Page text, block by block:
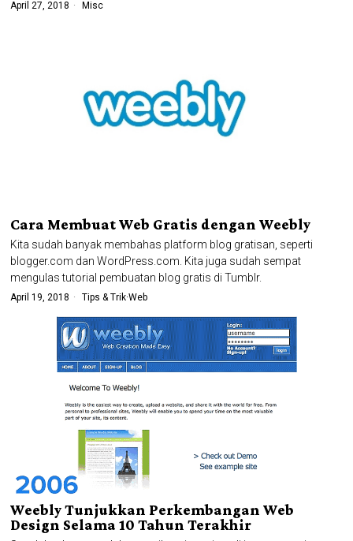
April 27, 2018 Misc
Cara Membuat Web Gratis dengan Weebly
Kita sudah banyak membahas platform blog gratisan, seperti
blogger.com dan WordPress.com. Kita juga sudah sempat
mengulas tutorial pembuatan blog gratis di Tumblr.
April 19, 2018 Tips & Trik·Web
Weebly Tunjukkan Perkembangan Web
Design Selama 10 Tahun Terakhir